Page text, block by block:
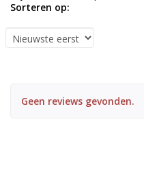
Sorteren op:
Geen reviews gevonden.